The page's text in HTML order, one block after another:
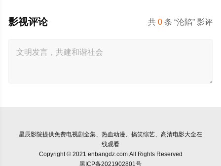
共0 条 “沦陷” 影评
影视评论
星辰影院提供免费电视剧全集、热血动漫、搞笑综艺、高清电影大全在
线观看
Copyright © 2021 enbangdz.com All Rights Reserved
黑ICP备2021902801号